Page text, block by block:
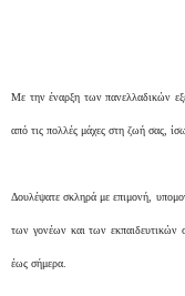
Με την έναρξη των πανελλαδικών
από τις πολλές μάχες στη ζωή σας,
Δουλέψατε σκληρά με επιμονή,
των γονέων και των εκπαιδευτικών
έως σήμερα.